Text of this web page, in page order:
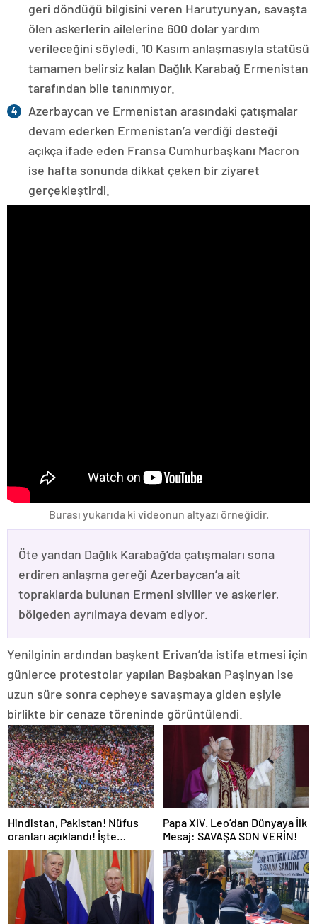
geri döndüğü bilgisini veren Harutyunyan, savaşta
ölen askerlerin ailelerine 600 dolar yardım
verileceğini söyledi. 10 Kasım anlaşmasıyla statüsü
tamamen belirsiz kalan Dağlık Karabağ Ermenistan
tarafından bile tanınmıyor.
Azerbaycan ve Ermenistan arasındaki çatışmalar
devam ederken Ermenistan’a verdiği desteği
açıkça ifade eden Fransa Cumhurbaşkanı Macron
ise hafta sonunda dikkat çeken bir ziyaret
gerçekleştirdi.
Burası yukarıda ki videonun altyazı örneğidir.
Öte yandan Dağlık Karabağ’da çatışmaları sona
erdiren anlaşma gereği Azerbaycan’a ait
topraklarda bulunan Ermeni siviller ve askerler,
bölgeden ayrılmaya devam ediyor.
Yenilginin ardından başkent Erivan’da istifa etmesi için
günlerce protestolar yapılan Başbakan Paşinyan ise
uzun süre sonra cepheye savaşmaya giden eşiyle
birlikte bir cenaze töreninde görüntülendi.
Hindistan, Pakistan! Nüfus
oranları açıklandı! İşte
Dünyanın en kalabalık ülkesi!
Dünya haritası ülkeler!
Papa XIV. Leo’dan Dünyaya İlk
Mesaj: SAVAŞA SON VERİN!